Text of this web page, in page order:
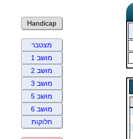
Handicap
מצטבר
מושב 1
מושב 2
מושב 3
מושב 5
מושב 6
חלוקות